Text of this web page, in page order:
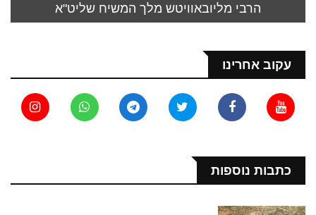
הרבי מליובאוויטש מלך המשיח שליט"א
עקוב אחרינו
כתבות נוספות